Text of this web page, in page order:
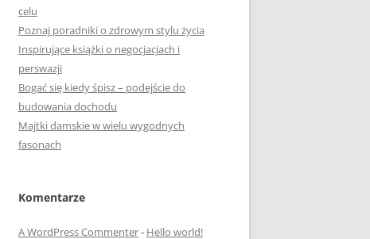
celu
Poznaj poradniki o zdrowym stylu życia
Inspirujące książki o negocjacjach i
perswazji
Bogać się kiedy śpisz – podejście do
budowania dochodu
Majtki damskie w wielu wygodnych
fasonach
Komentarze
A WordPress Commenter- Hello world!